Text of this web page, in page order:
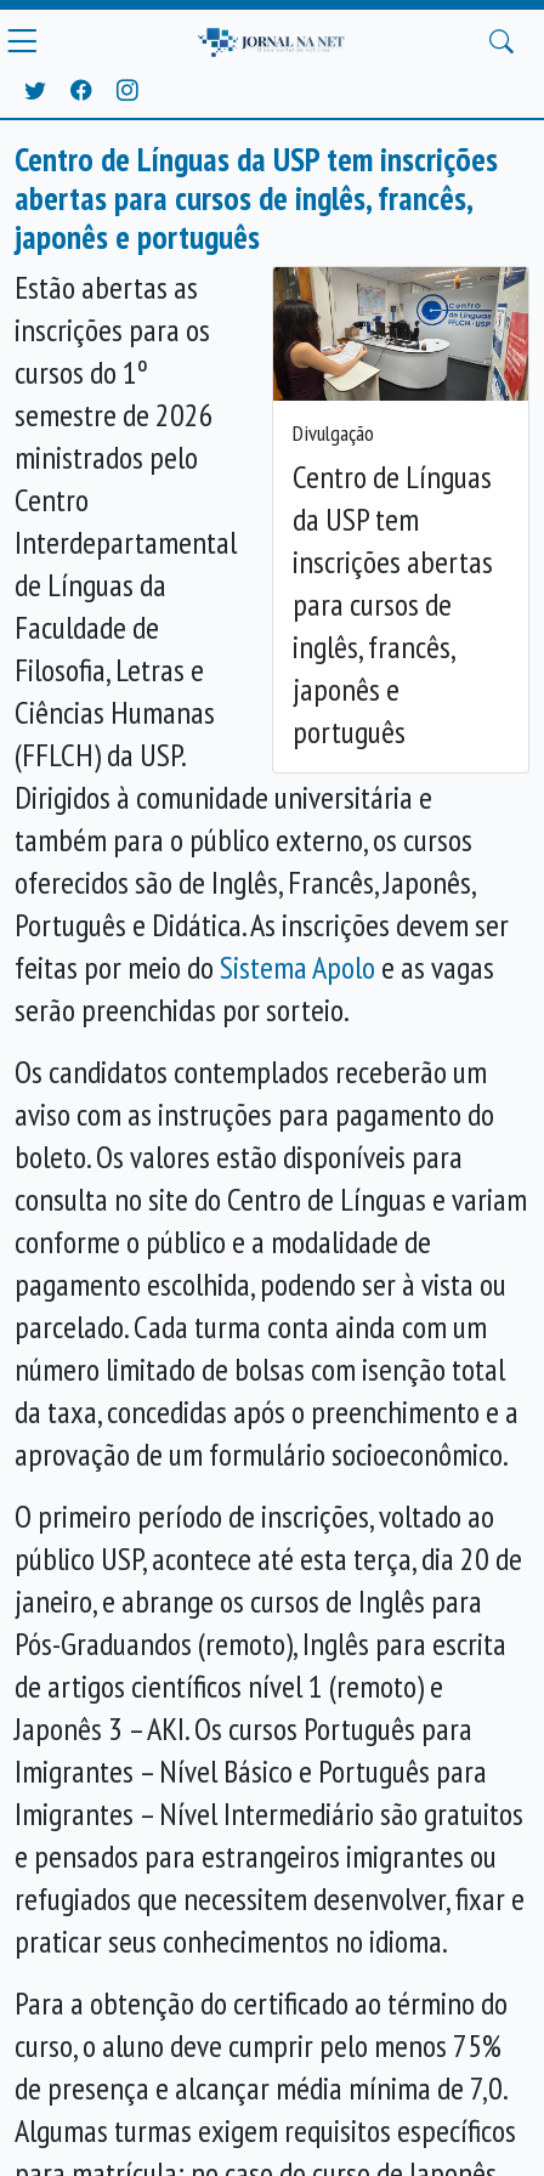
Centro de Línguas da USP tem inscrições
abertas para cursos de inglês, francês,
japonês e português
Divulgação
Centro de Línguas
da USP tem
inscrições abertas
para cursos de
inglês, francês,
japonês e
português
Anterior
Estão abertas as
inscrições para os
cursos do 1º
semestre de 2026
ministrados pelo
Centro
Interdepartamental
de Línguas da
Faculdade de
Filosofia, Letras e
Ciências Humanas
(FFLCH) da USP.
Dirigidos à comunidade universitária e
também para o público externo, os cursos
oferecidos são de Inglês, Francês, Japonês,
Português e Didática. As inscrições devem ser
feitas por meio doSistema Apolo e as vagas
serão preenchidas por sorteio.
Os candidatos contemplados receberão um
aviso com as instruções para pagamento do
boleto. Os valores estão disponíveis para
consulta no site do Centro de Línguas e variam
conforme o público e a modalidade de
pagamento escolhida, podendo ser à vista ou
parcelado. Cada turma conta ainda com um
número limitado de bolsas com isenção total
da taxa, concedidas após o preenchimento e a
aprovação de um formulário socioeconômico.
O primeiro período de inscrições, voltado ao
público USP, acontece até esta terça, dia 20 de
janeiro, e abrange os cursos de Inglês para
Pós-Graduandos (remoto), Inglês para escrita
de artigos científicos nível 1 (remoto) e
Japonês 3 – AKI. Os cursos Português para
Imigrantes – Nível Básico e Português para
Imigrantes – Nível Intermediário são gratuitos
e pensados para estrangeiros imigrantes ou
refugiados que necessitem desenvolver, fixar e
praticar seus conhecimentos no idioma.
Para a obtenção do certificado ao término do
curso, o aluno deve cumprir pelo menos 75%
de presença e alcançar média mínima de 7,0.
Algumas turmas exigem requisitos específicos